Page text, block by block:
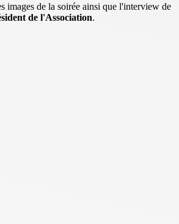
images de la soirée ainsi que l'interview de
de l'Association.